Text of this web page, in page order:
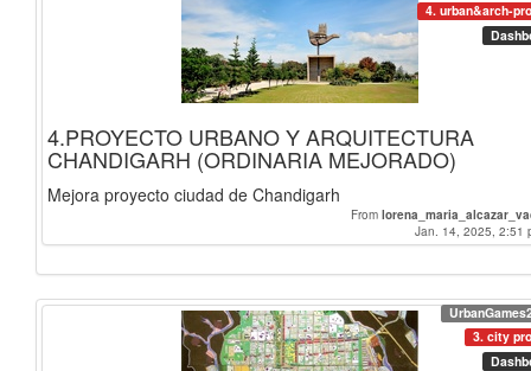
4. urban&arch-
4.PROYECTO URBANO Y ARQUITECTURA
CHANDIGARH (ORDINARIA MEJORADO)
Mejora proyecto ciudad de Chandigarh
From
Jan. 14, 2025, 2:51
3. city